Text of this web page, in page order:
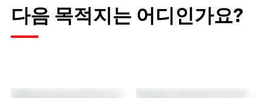
다음 목적지는 어디인가요?